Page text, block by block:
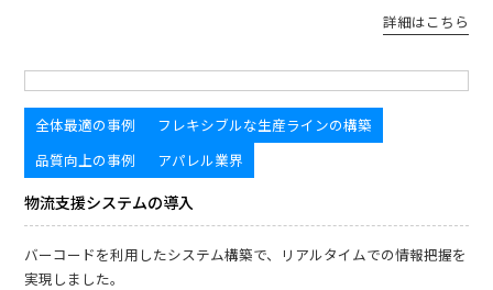
詳細はこちら
全体最適の事例
フレキシブルな生産ラインの構築
品質向上の事例
アパレル業界
物流支援システムの導入
バーコードを利用したシステム構築で、リアルタイムでの情報把握を
実現しました。